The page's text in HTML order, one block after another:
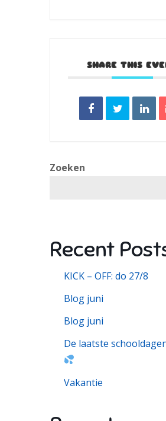
SHARE THIS
Zoeken
Recent
KICK – OFF: do 27/8
Blog juni
Blog juni
De laatste
Vakantie